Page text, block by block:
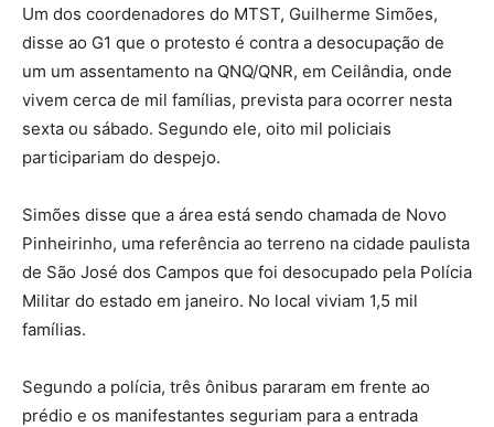
Um dos coordenadores do MTST, Guilherme Simões,
disse ao G1 que o protesto é contra a desocupação de
um um assentamento na QNQ/QNR, em Ceilândia, onde
vivem cerca de mil famílias, prevista para ocorrer nesta
sexta ou sábado. Segundo ele, oito mil policiais
participariam do despejo.
Simões disse que a área está sendo chamada de Novo
Pinheirinho, uma referência ao terreno na cidade paulista
de São José dos Campos que foi desocupado pela Polícia
Militar do estado em janeiro. No local viviam 1,5 mil
famílias.
Segundo a polícia, três ônibus pararam em frente ao
prédio e os manifestantes seguriam para a entrada